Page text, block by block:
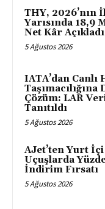
THY, 2026’nın
Yarısında 18,9
Net Kâr Açıkladı
5 Ağustos 2026
IATA’dan Canlı
Taşımacılığına
Çözüm: LAR
Tanıtıldı
5 Ağustos 2026
AJet’ten Yurt İçi
Uçuşlarda
İndirim Fırsatı
5 Ağustos 2026